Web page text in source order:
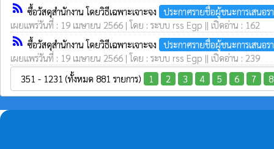
rss_feed ซื้อวัสดุสำนักงาน โดยวิธีเฉพาะเจาะจง
ประกาศรายชื่อผู้ชนะการเสนอร
เผยแพร่วันที่ : 19 เมษายน 2566 | โดย : ระบบ rss Egp || เปิดอ่าน : 162
rss_feed ซื้อวัสดุสำนักงาน โดยวิธีเฉพาะเจาะจง
ประกาศรายชื่อผู้ชนะการเสนอร
เผยแพร่วันที่ : 19 เมษายน 2566 | โดย : ระบบ rss Egp || เปิดอ่าน : 239
351 - 1231 (ทั้งหมด 881 รายการ)
1 2 3 4 5 6 7 8